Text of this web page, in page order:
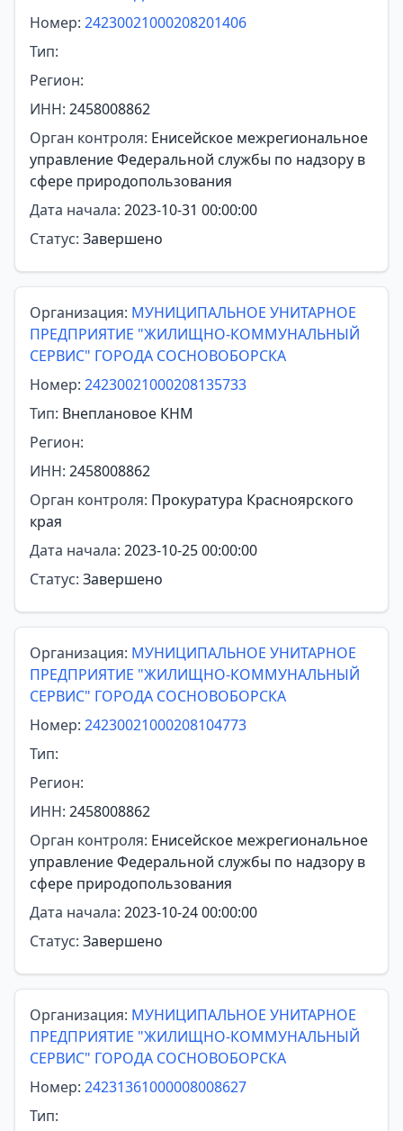
Номер: 24230021000208201406
Тип:
Регион:
ИНН: 2458008862
Орган контроля: Енисейское межрегиональное
управление Федеральной службы по надзору в
сфере природопользования
Дата начала: 2023-10-31 00:00:00
Статус: Завершено
Организация: МУНИЦИПАЛЬНОЕ УНИТАРНОЕ
ПРЕДПРИЯТИЕ "ЖИЛИЩНО-КОММУНАЛЬНЫЙ
СЕРВИС" ГОРОДА СОСНОВОБОРСКА
Номер: 24230021000208135733
Тип: Внеплановое КНМ
Регион:
ИНН: 2458008862
Орган контроля: Прокуратура Красноярского
края
Дата начала: 2023-10-25 00:00:00
Статус: Завершено
Организация: МУНИЦИПАЛЬНОЕ УНИТАРНОЕ
ПРЕДПРИЯТИЕ "ЖИЛИЩНО-КОММУНАЛЬНЫЙ
СЕРВИС" ГОРОДА СОСНОВОБОРСКА
Номер: 24230021000208104773
Тип:
Регион:
ИНН: 2458008862
Орган контроля: Енисейское межрегиональное
управление Федеральной службы по надзору в
сфере природопользования
Дата начала: 2023-10-24 00:00:00
Статус: Завершено
Организация: МУНИЦИПАЛЬНОЕ УНИТАРНОЕ
ПРЕДПРИЯТИЕ "ЖИЛИЩНО-КОММУНАЛЬНЫЙ
СЕРВИС" ГОРОДА СОСНОВОБОРСКА
Номер: 24231361000008008627
Тип: